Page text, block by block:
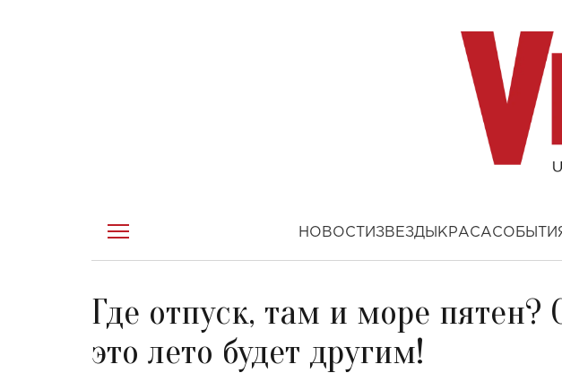
НОВОСТИ ЗВЕЗДЫ КРАСА
Где отпуск, там и море
это лето будет другим!